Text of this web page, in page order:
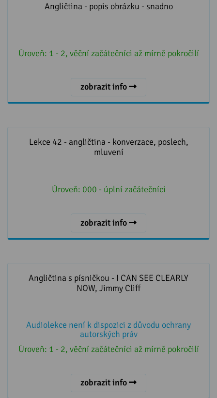
Angličtina - popis obrázku - snadno
Úroveň: 1 - 2, věční začátečníci až mírně pokročilí
zobrazit info
Lekce 42 - angličtina - konverzace, poslech,
mluvení
Úroveň: 000 - úplní začátečníci
zobrazit info
Jimmy Cliff
Angličtina s písničkou - I CAN SEE CLEARLY
NOW, Jimmy Cliff
Audiolekce není k dispozici z důvodu ochrany
autorských práv
Úroveň: 1 - 2, věční začátečníci až mírně pokročilí
zobrazit info